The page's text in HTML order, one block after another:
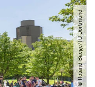
© Roland Baege​/​TU Dortmund